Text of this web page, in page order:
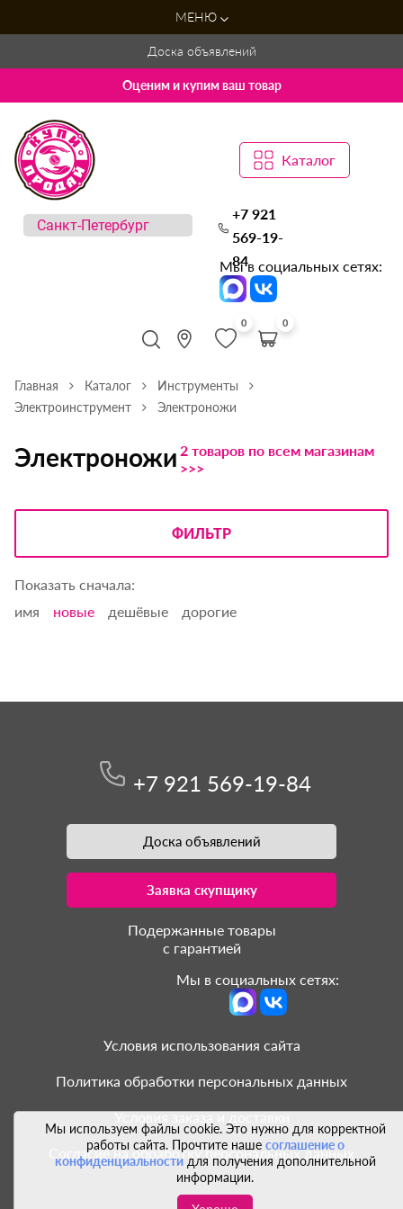
МЕНЮ
Доска объявлений
Оценим и купим ваш товар
Каталог
+7 921
569-19-
84
Мы в социальных сетях:
0 0
Главная Каталог
Инструменты
Электроинструмент
Электроножи
Электроножи 2 товаров по всем магазинам
>>>
ФИЛЬТР
Показать сначала:
имя
новые дешёвые дорогие
Мы используем файлы cookie. Это нужно для корректной
работы сайта. Прочтите наше соглашение о
конфиденциальностидля получения дополнительной
информации.
+7 921 569-19-84
Доска объявлений
Заявка скупщику
Подержанные товары
с гарантией
Мы в социальных сетях:
Условия использования сайта
Политика обработки персональных данных
Условия заказа и доставки
Согласие на обработку персональных данных